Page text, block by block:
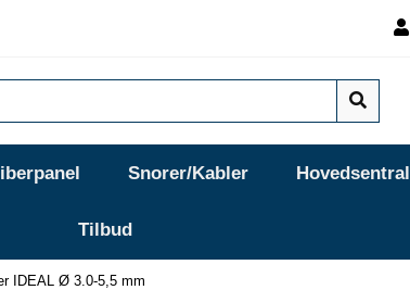
Snorer/Kabler Hovedsentral
Tilbud
IDEAL Ø 3.0-5,5 mm